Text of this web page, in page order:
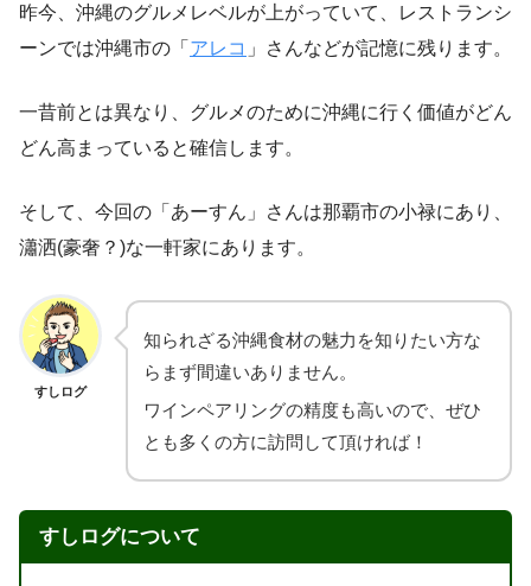
昨今、沖縄のグルメレベルが上がっていて、レストランシ
ーンでは沖縄市の「 アレコ 」さんなどが記憶に残ります。
一昔前とは異なり、グルメのために沖縄に行く価値がどん
どん高まっていると確信します。
そして、今回の「あーすん」さんは那覇市の小禄にあり、
瀟洒(豪奢？)な一軒家にあります。
すしログ
知られざる沖縄食材の魅力を知りたい方な
らまず間違いありません。
ワインペアリングの精度も高いので、ぜひ
とも多くの方に訪問して頂ければ！
すしログについて